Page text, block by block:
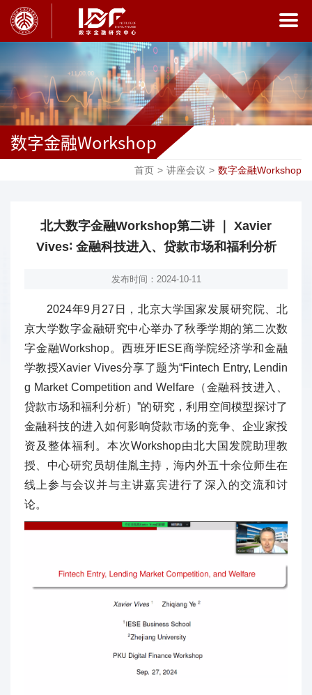
数字金融Workshop
首页 > 讲座会议 > 数字金融Workshop
北大数字金融Workshop第二讲 ｜ Xavier
Vives∶ 金融科技进入、贷款市场和福利分析
发布时间：2024-10-11
2024年9月27日，北京大学国家发展研究院、北
京大学数字金融研究中心举办了秋季学期的第二次数
字金融Workshop。西班牙IESE商学院经济学和金融
学教授Xavier Vives分享了题为“Fintech Entry, Lendin
g Market Competition and Welfare（金融科技进入、
贷款市场和福利分析）”的研究，利用空间模型探讨了
金融科技的进入如何影响贷款市场的竞争、企业家投
资及整体福利。本次Workshop由北大国发院助理教
授、中心研究员胡佳胤主持，海内外五十余位师生在
线上参与会议并与主讲嘉宾进行了深入的交流和讨
论。